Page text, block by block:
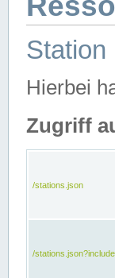
Station
Hierbei
Zugriff
/stations.json
/